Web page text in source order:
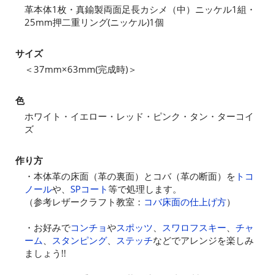
革本体1枚・真鍮製両面足長カシメ（中）ニッケル1組・
25mm押二重リング(ニッケル)1個
サイズ
＜37mm×63mm(完成時)＞
色
ホワイト・イエロー・レッド・ピンク・タン・ターコイ
ズ
作り方
・本体革の床面（革の裏面）とコバ（革の断面）を トコ
ノールや、 SPコート等で処理します。
（参考レザークラフト教室： コバ床面の仕上げ方）
・お好みでコンチョやスポッツ スワロフスキー
チャ
ーム
スタンピング ステッチなどでアレンジを楽しみ
ましょう!!